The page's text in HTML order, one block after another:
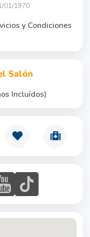
01/1970
y Condiciones
Salón
Incluídos)